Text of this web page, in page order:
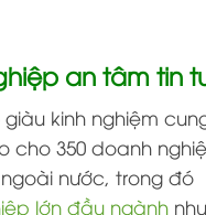
an tâm tin
kinh nghiệm
cho 350 doanh
nước, trong đó
lớn đầu ngành